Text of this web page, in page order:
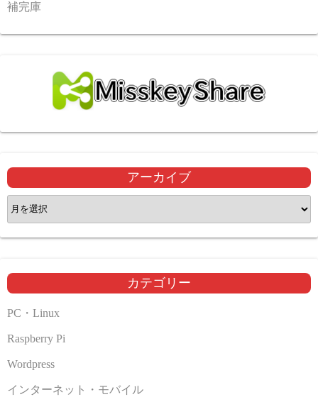
補完庫
アーカイブ
ア
ー
カ
ブ
カテゴリー
PC・Linux
Raspberry Pi
Wordpress
インターネット・モバイル